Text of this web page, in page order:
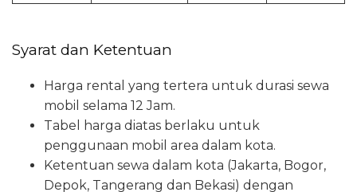
Syarat dan Ketentuan
Harga rental yang tertera untuk durasi sewa
mobil selama 12 Jam.
Tabel harga diatas berlaku untuk
penggunaan mobil area dalam kota.
Ketentuan sewa dalam kota (Jakarta, Bogor,
Depok, Tangerang dan Bekasi) dengan